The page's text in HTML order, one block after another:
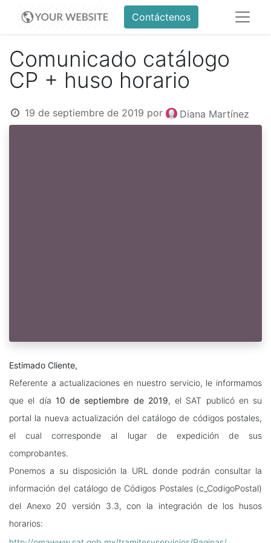
Contáctenos
Comunicado catálogo
CP + huso horario
19 de septiembre de 2019 por Diana Martínez
Estimado Cliente,
Referente a actualizaciones en nuestro servicio, le informamos
que el día 10 de septiembre de 2019, el SAT publicó en su
portal la nueva actualización del catálogo de códigos postales,
el cual corresponde al lugar de expedición de sus
comprobantes.
Ponemos a su disposición la URL donde podrán consultar la
información del catálogo de Códigos Postales (c_CodigoPostal)
del Anexo 20 versión 3.3, con la integración de los husos
horarios: